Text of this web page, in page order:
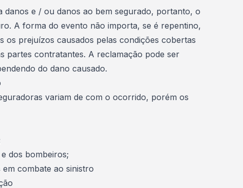
danos e / ou danos ao bem segurado, portanto, o
A forma do evento não importa, se é repentino,
os prejuízos causados ​​pelas condições cobertas
partes contratantes. A reclamação pode ser
do dano causado.
variam de com o ocorrido, porém os
dos bombeiros;
combate ao sinistro